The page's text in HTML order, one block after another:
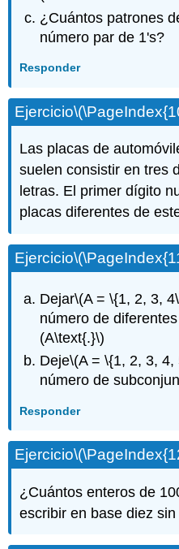
¿Cuántos patrones
número par de 1's?
Responder
Ejercicio
Las placas de
suelen consistir en tres
letras. El primer dígito
placas diferentes de
Ejercicio
Dejar\(A = \{1, 2, 3,
número de
(A\text{.}\)
Deje\(A = \{1, 2, 3, 4,
número de
Responder
Ejercicio
¿Cuántos enteros de
escribir en base diez